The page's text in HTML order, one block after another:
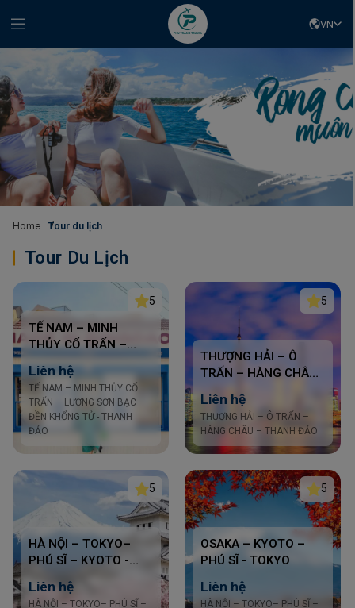
VN
Home Tour du lịch
Tour Du Lịch
5
TẾ NAM – MINH
THỦY CỔ TRẤN –
ĐỀN KHỔNG TỬ -
THANH ĐẢO
Liên hệ
TẾ NAM – MINH THỦY CỔ
TRẤN – LƯƠNG SƠN BẠC –
ĐỀN KHỔNG TỬ - THANH
ĐẢO
5
THƯỢNG HẢI – Ô
TRẤN – HÀNG CHÂU
Liên hệ
THƯỢNG HẢI – Ô TRẤN –
HÀNG CHÂU – THANH ĐẢO
5
HÀ NỘI – TOKYO–
PHÚ SĨ – KYOTO -
Liên hệ
HÀ NỘI – TOKYO– PHÚ SĨ –
5
OSAKA – KYOTO –
PHÚ SĨ - TOKYO
Liên hệ
HÀ NỘI – TOKYO– PHÚ SĨ –